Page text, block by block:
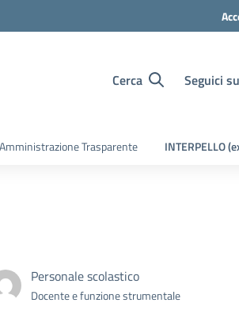
Cerca Seguici
Amministrazione Trasparente INTERPELLO
Personale scolastico
Docente e funzione strumentale